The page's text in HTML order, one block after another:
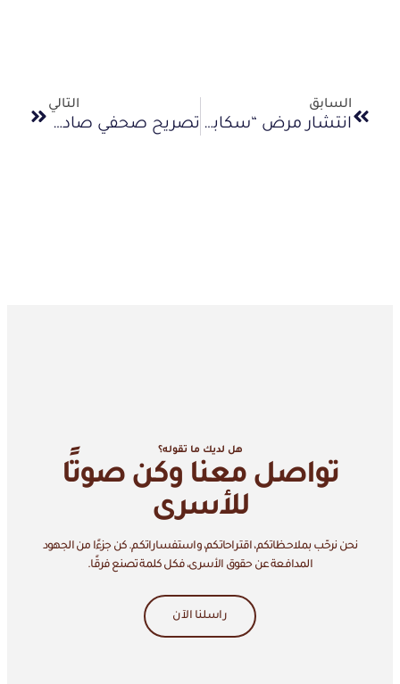
السابق
انتشار مرض “سكابيوس” بين صفوف الأسرى بفعل سياسة الإهمال الطبي الممنهج
التالي
تصريح صحفي صادر عن مديرة المركز الفلسطيني للدفاع عن الأسرى الحقوقية لينا الطويل
هل لديك ما تقوله؟
تواصل معنا وكن صوتًا
للأسرى
نحن نرحّب بملاحظاتكم، اقتراحاتكم، واستفساراتكم. كن جزءًا من الجهود
المدافعة عن حقوق الأسرى، فكل كلمة تصنع فرقًا.
راسلنا الآن